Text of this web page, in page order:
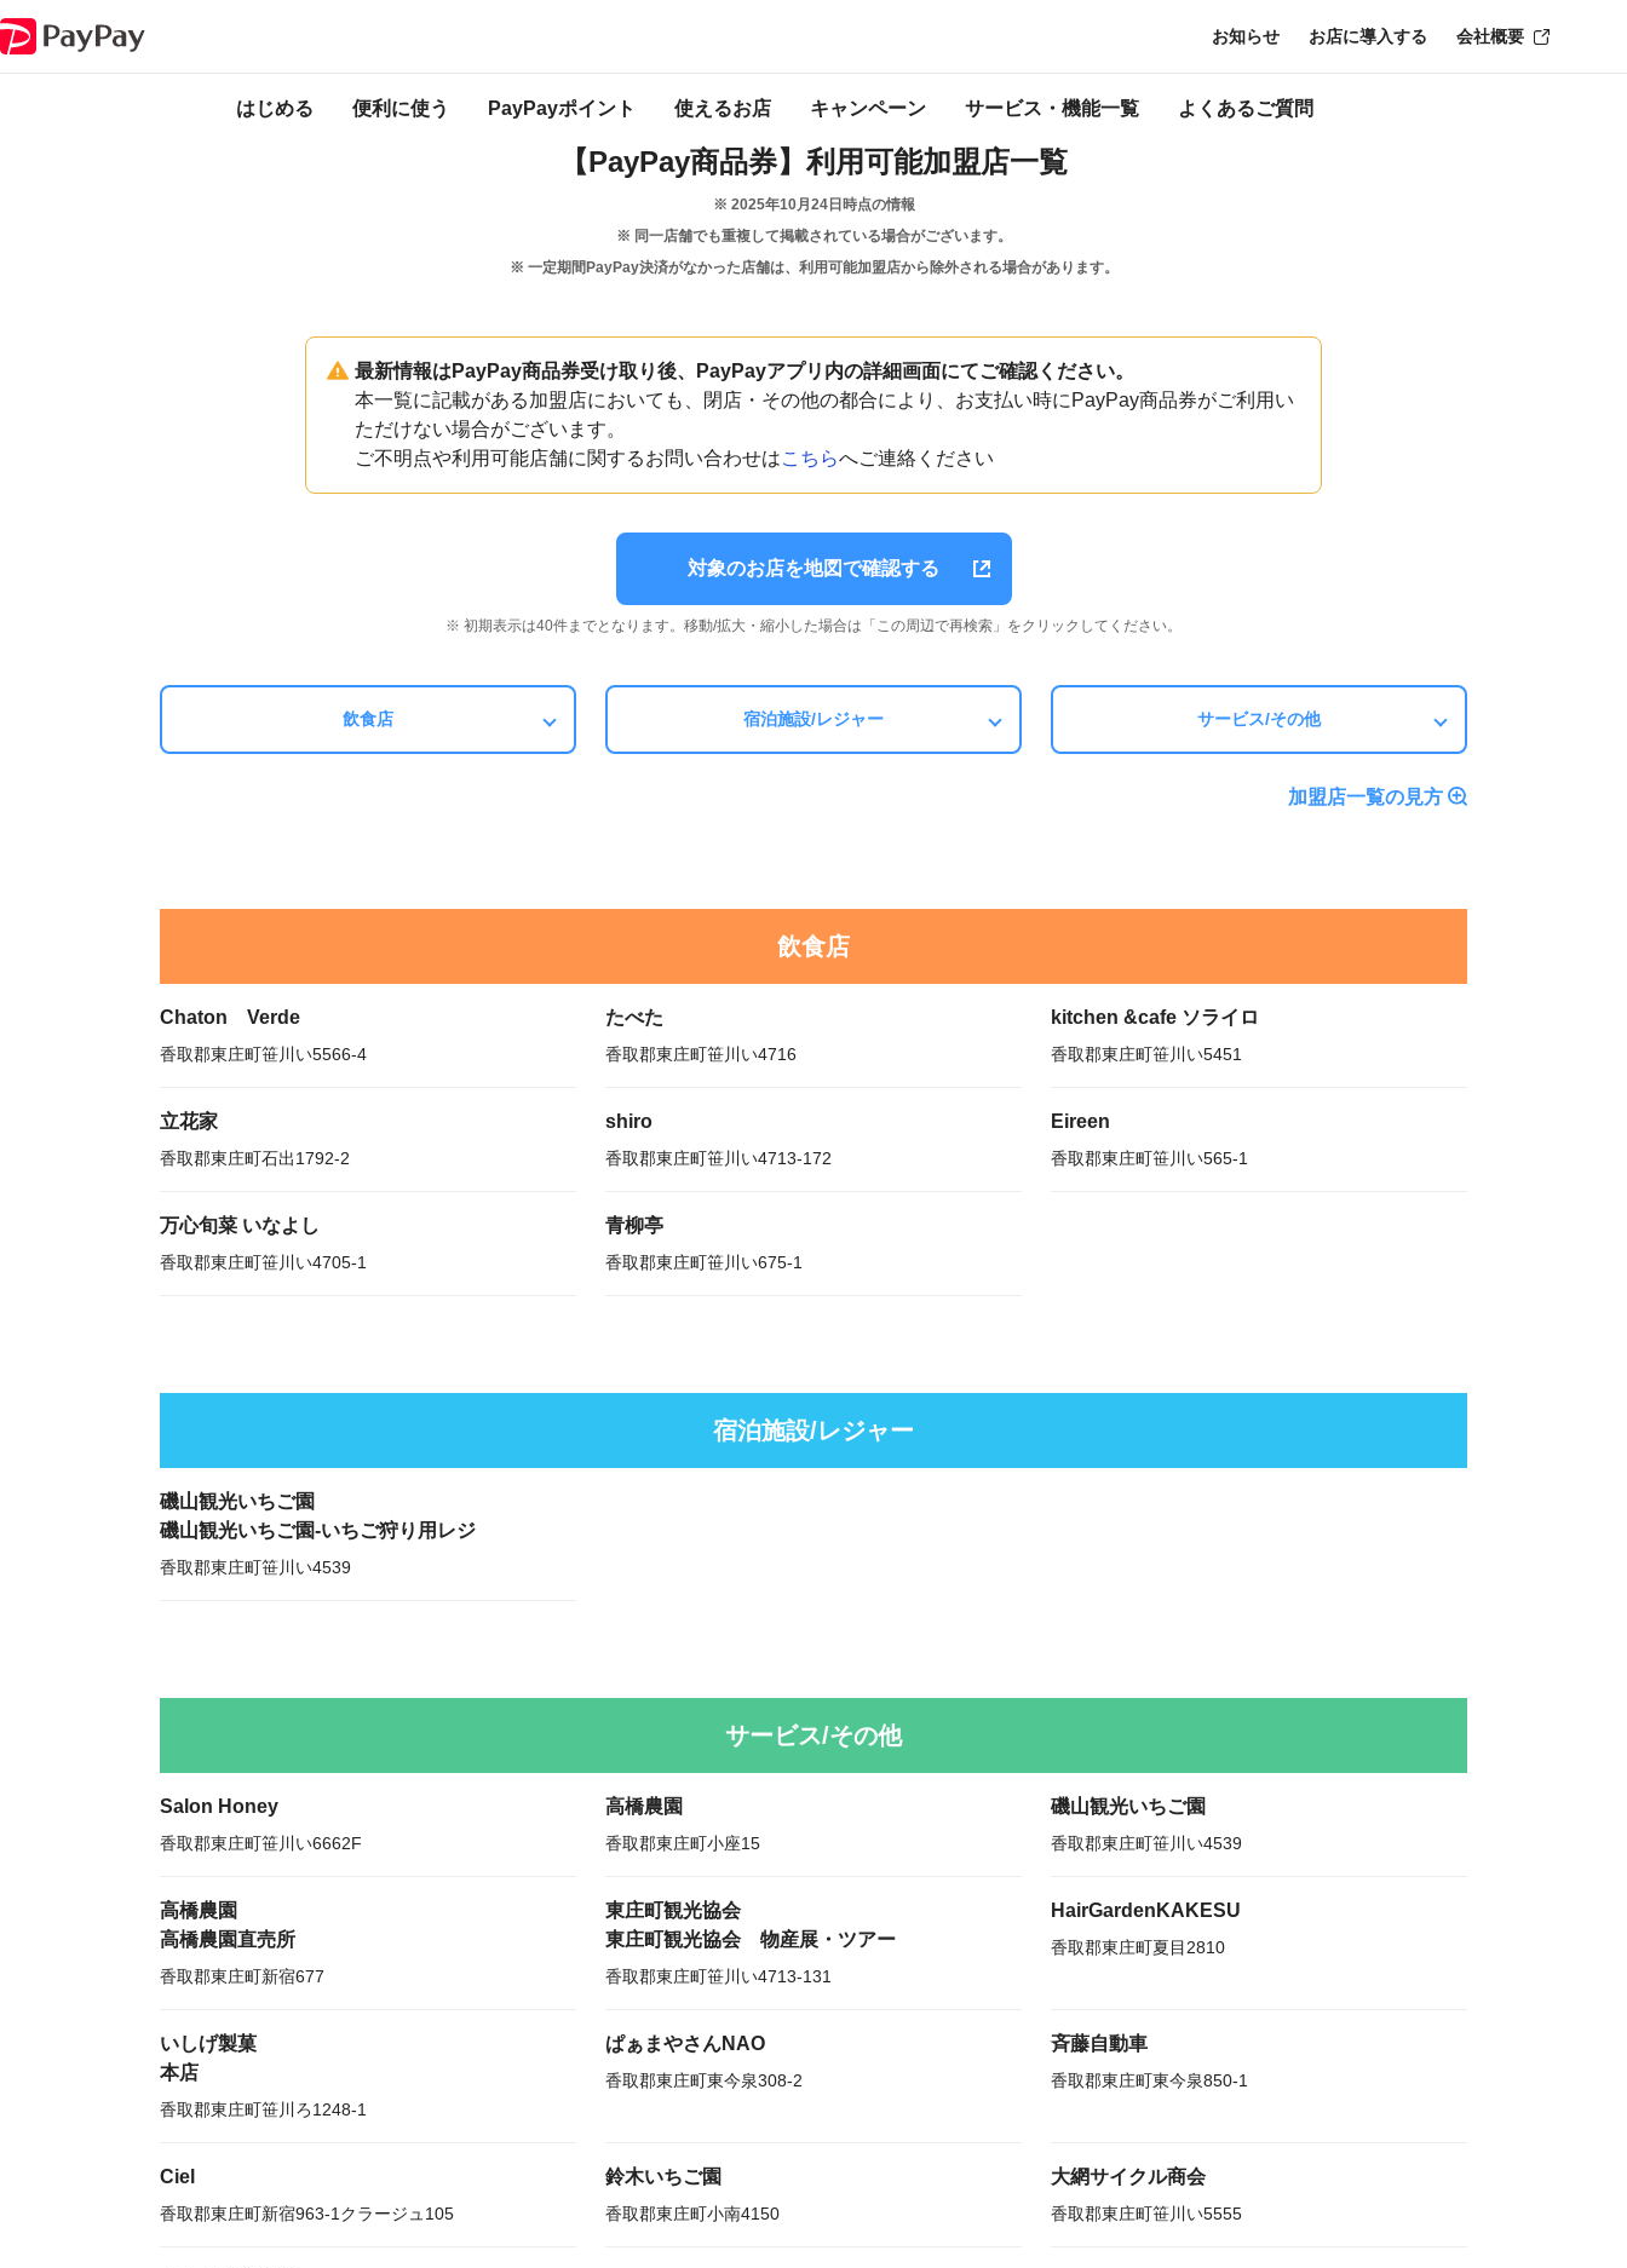
はじめる 便利に使う PayPayポイント 使えるお店 キャンペーン サービス・機能一覧 よくあるご質問
お知らせ お店に導入する 会社概要
千葉県 東庄町
【PayPay商品券】利用可能加盟店一覧
※ 2025年10月24日 時点の情報
※ 同一店舗でも重複して掲載されている場合がございます。
※ 一定期間PayPay決済がなかった店舗は、利用可能加盟店から除外される場合があります。
最新情報はPayPay商品券受け取り後、PayPayアプリ内の詳細画面にてご確認ください。
本一覧に記載がある加盟店においても、閉店・その他の都合により、お支払い時にPayPay商品券がご利用い
ただけない場合がございます。
ご不明点や利用可能店舗に関するお問い合わせはこちらへご連絡ください
対象のお店を地図で確認する
※ 初期表示は40件までとなります。移動/拡大・縮小した場合は「この周辺で再検索」をクリックしてください。
飲食店 宿泊施設/レジャー サービス/その他
加盟店一覧の見方
飲食店
Chaton Verde
香取郡東庄町笹川い5566-4
たべた
香取郡東庄町笹川い4716
kitchen &cafe ソライロ
香取郡東庄町笹川い5451
立花家
香取郡東庄町石出1792-2
shiro
香取郡東庄町笹川い4713-172
Eireen
香取郡東庄町笹川い565-1
万心旬菜 いなよし
香取郡東庄町笹川い4705-1
青柳亭
香取郡東庄町笹川い675-1
宿泊施設/レジャー
磯山観光いちご園
磯山観光いちご園-いちご狩り用レジ
香取郡東庄町笹川い4539
サービス/その他
Salon Honey
香取郡東庄町笹川い6662F
高橋農園
香取郡東庄町小座15
磯山観光いちご園
香取郡東庄町笹川い4539
高橋農園
高橋農園直売所
香取郡東庄町新宿677
東庄町観光協会
東庄町観光協会 物産展・ツアー
香取郡東庄町笹川い4713-131
HairGardenKAKESU
香取郡東庄町夏目2810
いしげ製菓
本店
香取郡東庄町笹川ろ1248-1
ぱぁまやさんNAO
香取郡東庄町東今泉308-2
斉藤自動車
香取郡東庄町東今泉850-1
Ciel
香取郡東庄町新宿963-1クラージュ105
鈴木いちご園
香取郡東庄町小南4150
大網サイクル商会
香取郡東庄町笹川い5555